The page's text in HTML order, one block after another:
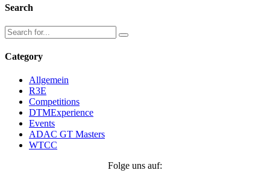
Search
Category
Allgemein
R3E
Competitions
DTMExperience
Events
ADAC GT Masters
WTCC
Folge uns auf: